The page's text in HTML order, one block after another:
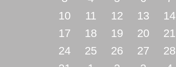
10
11 12 13 14
17
18 19 20 21
24
25 26 27 28